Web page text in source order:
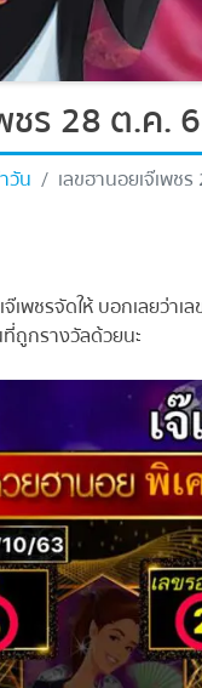
ชร 28 ต.ค.
น
เลขฮานอยเจ๊เพช
จ๊เพชรจัดให้ บอกเลยว่
กรางวัลด้วยนะ